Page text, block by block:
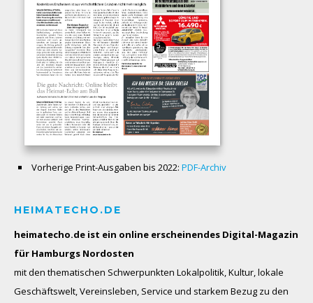
Vorherige Print-Ausgaben bis 2022: PDF-Archiv
HEIMATECHO.DE
heimatecho.de ist ein online erscheinendes Digital-Magazin
für Hamburgs Nordosten
mit den thematischen Schwerpunkten Lokalpolitik, Kultur, lokale
Geschäftswelt, Vereinsleben, Service und starkem Bezug zu den